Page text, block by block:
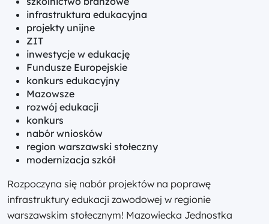
infrastruktura edukacyjna
projekty unijne
ZIT
inwestycje w edukację
Fundusze Europejskie
konkurs edukacyjny
Mazowsze
rozwój edukacji
konkurs
nabór wniosków
region warszawski stołeczny
modernizacja szkół
Rozpoczyna się nabór projektów na poprawę
infrastruktury edukacji zawodowej w regionie
warszawskim stołecznym! Mazowiecka Jednostka